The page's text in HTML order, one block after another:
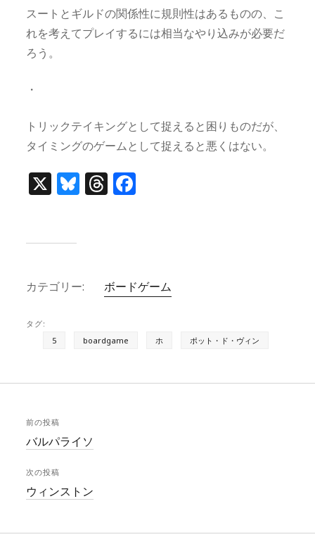
スートとギルドの関係性に規則性はあるものの、こ
れを考えてプレイするには相当なやり込みが必要だ
ろう。
・
トリックテイキングとして捉えると困りものだが、
タイミングのゲームとして捉えると悪くはない。
X Bl
y
T
s o
カテゴリー: ボードゲーム
タグ:
5
boardgame ホ ポット・ド・ヴィン
前の投稿
バルパライソ
次の投稿
ウィンストン